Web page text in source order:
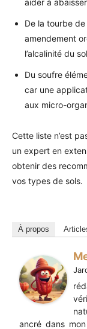
aider à
De la tourbe
amendement
l’alcalinité du
Du soufre
car une
aux micro-
Cette liste n’est
un expert en
obtenir des
vos types de sols.
À propos
ancré dans